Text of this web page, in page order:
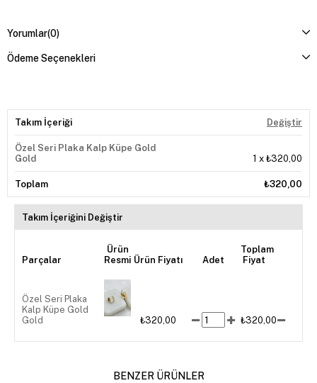
Yorumlar(0)
Ödeme Seçenekleri
Takım İçeriği Değiştir
Özel Seri Plaka Kalp Küpe Gold
Gold
1 x ₺320,00
Toplam ₺320,00
Takım İçeriğini Değiştir
Parçalar
Ürün
Resmi Ürün Fiyatı Adet
Toplam
Fiyat
Özel Seri Plaka
Kalp Küpe Gold
Gold
₺320,00 ₺320,00
BENZER ÜRÜNLER